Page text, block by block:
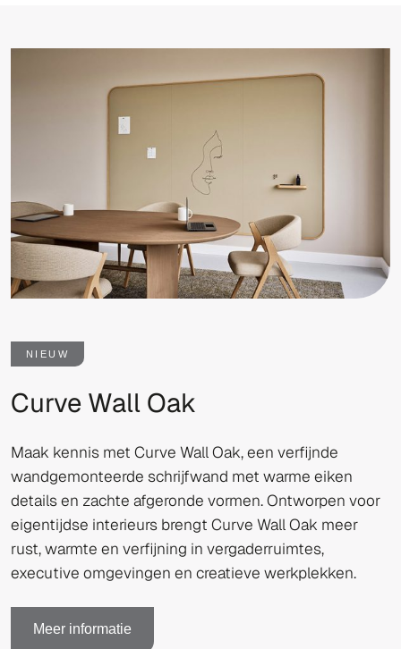
NIEUW
Curve Wall Oak
Maak kennis met Curve Wall Oak, een verfijnde
wandgemonteerde schrijfwand met warme eiken
details en zachte afgeronde vormen. Ontworpen voor
eigentijdse interieurs brengt Curve Wall Oak meer
rust, warmte en verfijning in vergaderruimtes,
executive omgevingen en creatieve werkplekken.
Meer informatie